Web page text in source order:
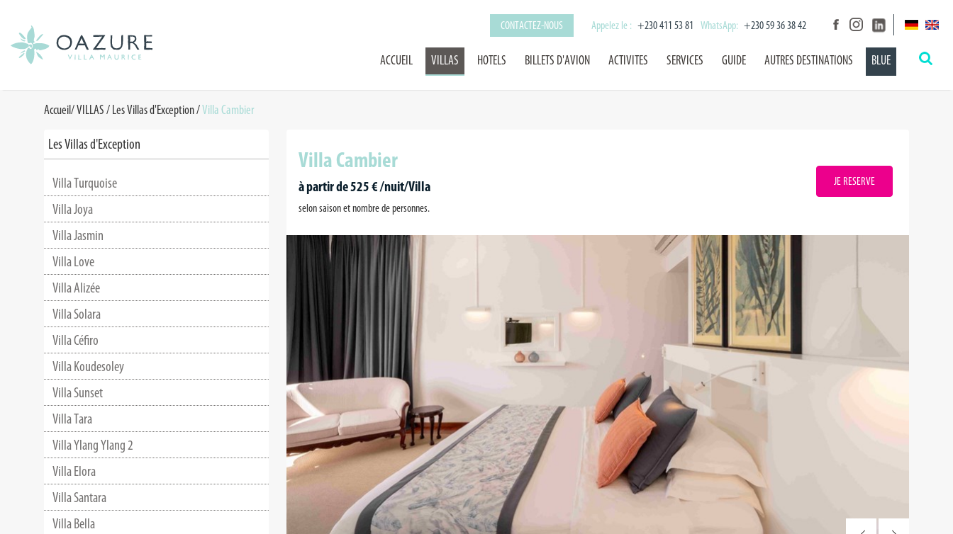
CONTACTEZ-NOUS Appelez le : +230 411 53 81 WhatsApp: +230 59 36 38 42
ACCUEIL VILLAS HOTELS BILLETS D'AVION ACTIVITES SERVICES GUIDE AUTRES DESTINATIONS BLUE
Accueil/VILLAS/Les Villas d'Exception/Villa Cambier
Les Villas d'Exception
Villa Turquoise
Villa Joya
Villa Jasmin
Villa Love
Villa Alizée
Villa Solara
Villa Céfiro
Villa Koudesoley
Villa Sunset
Villa Tara
Villa Ylang Ylang 2
Villa Elora
Villa Santara
Villa Bella
Villa Cambier
à partir de 525 € /nuit/Villa
selon saison et nombre de personnes.
JE RESERVE